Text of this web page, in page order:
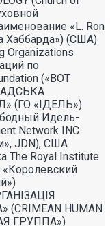
«L. Ron
Хаббарда») (США)
Organizations
по
(«ВОТ
(ГО «IДЕЛЬ»)
Идель-
Network INC
JDN), США
The Royal Institute
«Королевский
HUMAN
ГРУППА»)